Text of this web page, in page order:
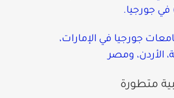
جورجيا في الإمارات،
الأردن، ومصر
متطورة